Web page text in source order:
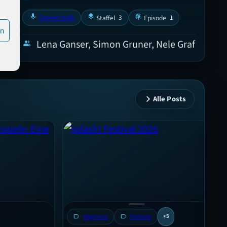
mic Donnerstalk layers Staffel 3 podcasts Episode 1
group Lena Ganser, Simon Gruner, Nele Graf
Alle Posts
Allgemein label Festivals +5